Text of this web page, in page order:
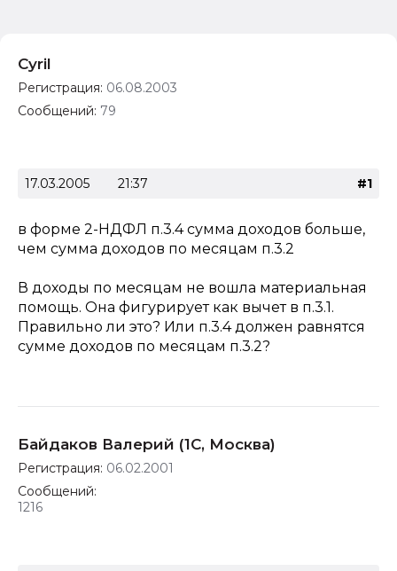
Cyril
Регистрация: 06.08.2003
Сообщений: 79
17.03.2005 21:37 #1
в форме 2-НДФЛ п.3.4 сумма доходов больше,
чем сумма доходов по месяцам п.3.2
В доходы по месяцам не вошла материальная
помощь. Она фигурирует как вычет в п.3.1.
Правильно ли это? Или п.3.4 должен равнятся
сумме доходов по месяцам п.3.2?
Байдаков Валерий (1С, Москва)
Регистрация: 06.02.2001
Сообщений:
1216